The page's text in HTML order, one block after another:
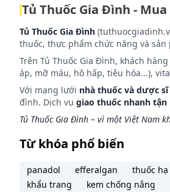
nước tiểu ở dạng không biến
lên.
Cách dùng và liều dùng:
Cách dùng
Vitamin PP 500mg là thuốc
Uống 1 viên/lần, ngày 1 - 3
Tủ Thuốc Gia Đình -
Tủ Thuốc Gia Đình
thuốc, thực phẩm chức năng và
Trên Tủ Thuốc Gia Đình, khách
áp, mỡ máu, hô hấp, tiêu hóa...),
Với mạng lưới nhà thuốc và dược
đình. Dịch vụ giao thuốc nhanh tận
Tủ Thuốc Gia Đình – vì một Việt Nam
Từ khóa phổ biến
panadol efferalgan thuốc hạ
khẩu trang
kem chống nắng